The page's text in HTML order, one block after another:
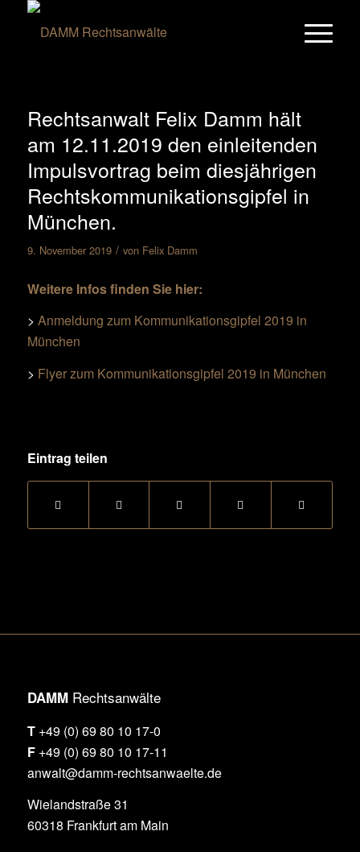
Rechtsanwalt Felix Damm hält
am 12.11.2019 den einleitenden
Impulsvortrag beim diesjährigen
Rechtskommunikationsgipfel in
München.
9. November 2019 / von Felix Damm
Weitere Infos finden Sie hier:
> Anmeldung zum Kommunikationsgipfel 2019 in
München
> Flyer zum Kommunikationsgipfel 2019 in München
Eintrag teilen
DAMMRechtsanwälte
T+49 (0) 69 80 10 17-0
F+49 (0) 69 80 10 17-11
anwalt@damm-rechtsanwaelte.de
Wielandstraße 31
60318 Frankfurt am Main